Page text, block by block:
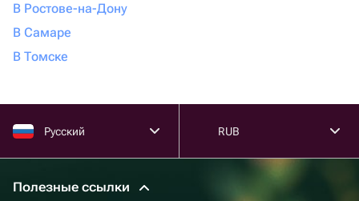
В Ростове-на-Дону
В Самаре
В Томске
Русский RUB
Полезные ссылки